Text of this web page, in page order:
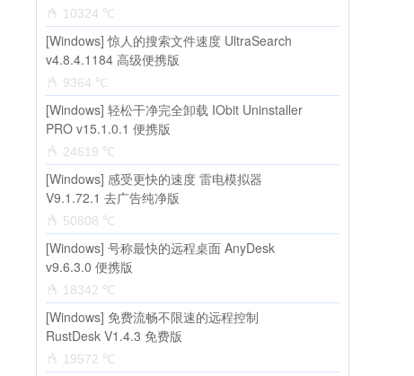
10324 ℃
[Windows] 惊人的搜索文件速度 UltraSearch
v4.8.4.1184 高级便携版
9364 ℃
[Windows] 轻松干净完全卸载 IObit Uninstaller
PRO v15.1.0.1 便携版
24619 ℃
[Windows] 感受更快的速度 雷电模拟器
V9.1.72.1 去广告纯净版
50808 ℃
[Windows] 号称最快的远程桌面 AnyDesk
v9.6.3.0 便携版
18342 ℃
[Windows] 免费流畅不限速的远程控制
RustDesk V1.4.3 免费版
19572 ℃